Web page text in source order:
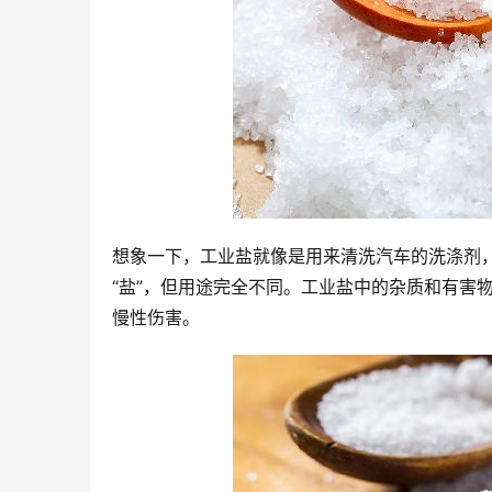
想象一下，工业盐就像是用来清洗汽车的洗涤
“盐”，但用途完全不同。工业盐中的杂质和有
慢性伤害。